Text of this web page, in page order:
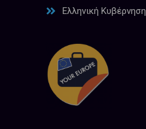
Ελληνική Κυβέρνηση